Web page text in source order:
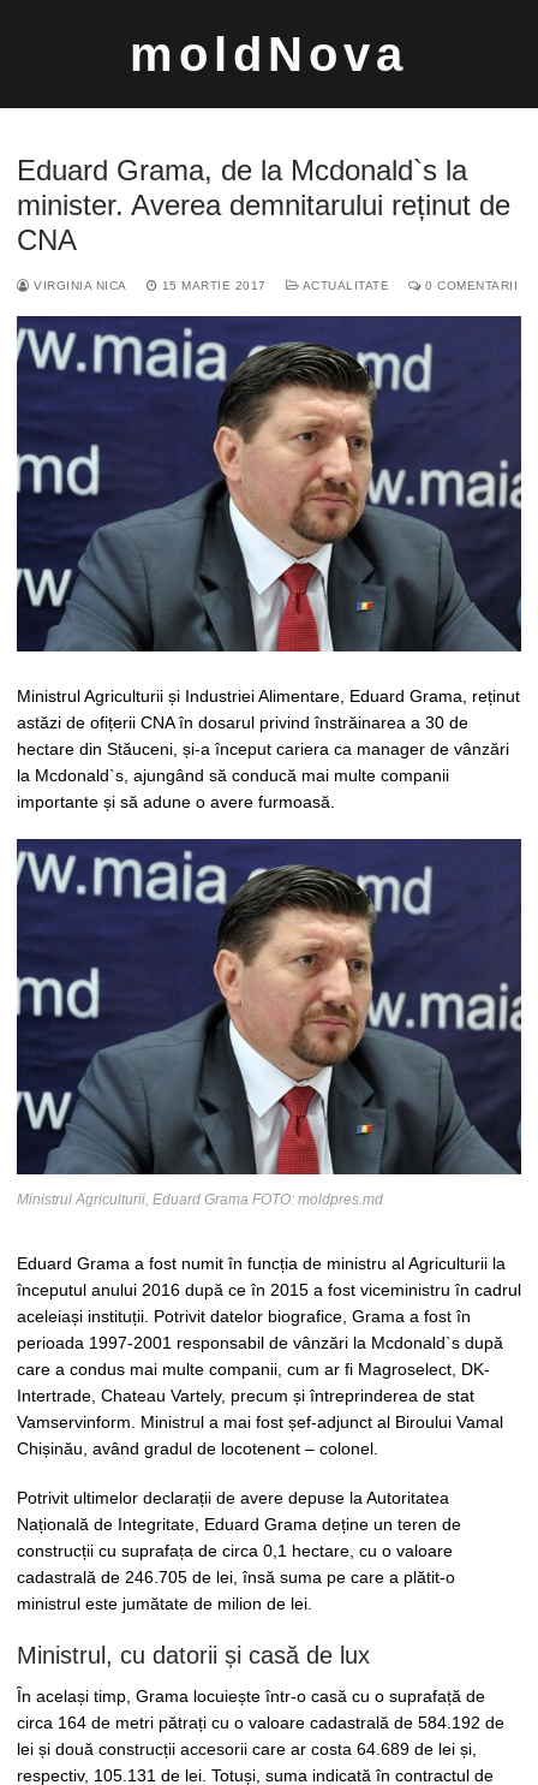
moldNova
după:
Eduard Grama, de la Mcdonald`s la
minister. Averea demnitarului reținut de
CNA
VIRGINIA NICA 15 MARTIE 2017 ACTUALITATE 0 COMENTARII
Ministrul Agriculturii și Industriei Alimentare, Eduard Grama, reținut
astăzi de ofițerii CNA în dosarul privind înstrăinarea a 30 de
hectare din Stăuceni, și-a început cariera ca manager de vânzări
la Mcdonald`s, ajungând să conducă mai multe companii
importante și să adune o avere furmoasă.
Ministrul Agriculturii, Eduard Grama FOTO: moldpres.md
Eduard Grama a fost numit în funcția de ministru al Agriculturii la
începutul anului 2016 după ce în 2015 a fost viceministru în cadrul
aceleiași instituții. Potrivit datelor biografice, Grama a fost în
perioada 1997-2001 responsabil de vânzări la Mcdonald`s după
care a condus mai multe companii, cum ar fi Magroselect, DK-
Intertrade, Chateau Vartely, precum și întreprinderea de stat
Vamservinform. Ministrul a mai fost șef-adjunct al Biroului Vamal
Chișinău, având gradul de locotenent – colonel.
Potrivit ultimelor declarații de avere depuse la Autoritatea
Națională de Integritate, Eduard Grama deține un teren de
construcții cu suprafața de circa 0,1 hectare, cu o valoare
cadastrală de 246.705 de lei, însă suma pe care a plătit-o
ministrul este jumătate de milion de lei.
Ministrul, cu datorii și casă de lux
În același timp, Grama locuiește într-o casă cu o suprafață de
circa 164 de metri pătrați cu o valoare cadastrală de 584.192 de
lei și două construcții accesorii care ar costa 64.689 de lei și,
respectiv, 105.131 de lei. Totuși, suma indicată în contractul de